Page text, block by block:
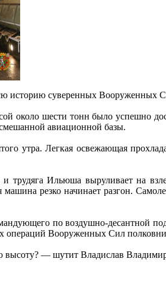
историю суверенных Вооруженных
около шести тонн было успешно
авиационной базы.
утра. Легкая освежающая
и трудяга Ильюша выруливает на
резко начинает разгон.
по воздушно-десантной
операций Вооруженных Сил
высоту? — шутит Владислав